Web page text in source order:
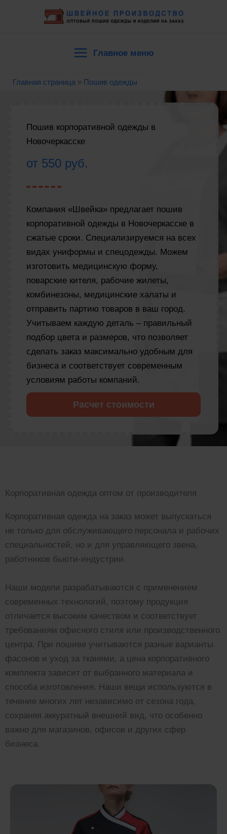
Menu
Главное меню
Главная страница » Пошив одежды
Пошив корпоративной одежды в
Новочеркасске
от 550 руб.
Компания «Швейка» предлагает пошив
корпоративной одежды в Новочеркасске в
сжатые сроки. Специализируемся на всех
видах униформы и спецодежды. Можем
изготовить медицинскую форму,
поварские кителя, рабочие жилеты,
комбинезоны, медицинские халаты и
отправить партию товаров в ваш город.
Учитываем каждую деталь – правильный
подбор цвета и размеров, что позволяет
сделать заказ максимально удобным для
бизнеса и соответствует современным
условиям работы компаний.
Расчет стоимости
Корпоративная одежда оптом от производителя
Корпоративная одежда на заказ может выпускаться
не только для обслуживающего персонала и рабочих
специальностей, но и для управляющего звена,
работников бьюти-индустрии.
Наши модели разрабатываются с применением
современных технологий, поэтому продукция
отличается высоким качеством и соответствует
требованиям офисного стиля или производственного
центра. При пошиве учитываются разные варианты
фасонов и уход за тканями, а цена корпоративного
комплекта зависит от выбранного материала и
способа изготовления. Наши вещи используются в
течение многих лет независимо от сезона года,
сохраняя аккуратный внешний вид, что особенно
важно для магазинов, офисов и других сфер
бизнеса.